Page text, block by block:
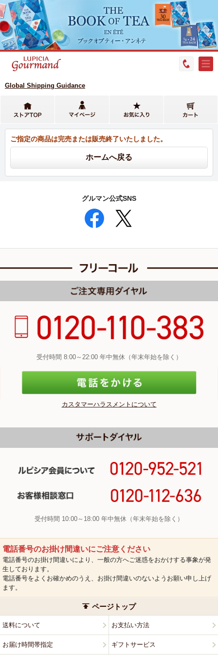
Global Shipping Guidance
ご指定の商品は完売または販売終了いたしました。
グルマン公式SNS
受付時間 8:00～22:00 年中無休（年末年始を除く）
カスタマーハラスメントについて
受付時間 10:00～18:00 年中無休（年末年始を除く）
電話番号のお掛け間違いにご注意ください
電話番号のお掛け間違いにより、一般の方へご迷惑をおかけする事象が発
生しております。
電話番号をよくお確かめのうえ、お掛け間違いのないようお願い申し上げ
ます。
ページトップ
送料について お支払い方法
お届け時間帯指定 ギフトサービス